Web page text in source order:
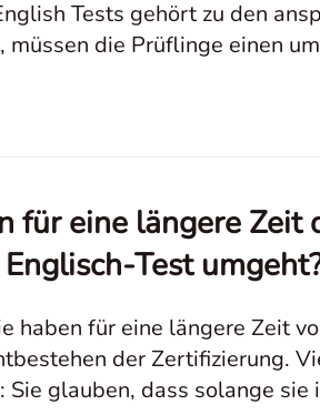
Tests gehört zu den
müssen die Prüflinge einen
für eine längere Zeit
Test
haben für eine längere Zeit
der Zertifizierung.
glauben, dass solange sie